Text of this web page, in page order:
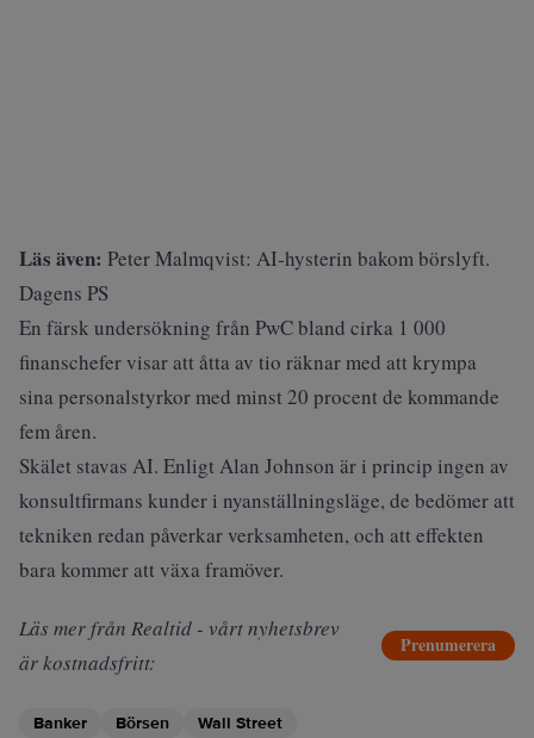
Läs även: Peter Malmqvist: AI-hysterin bakom börslyft.
Dagens PS
En färsk undersökning från PwCbland cirka 1 000
finanschefer visar att åtta av tio räknar med att krympa
sina personalstyrkor med minst 20 procent de kommande
fem åren.
Skälet stavas AI. Enligt Alan Johnson är i princip ingen av
konsultfirmans kunder i nyanställningsläge, de bedömer att
tekniken redan påverkar verksamheten, och att effekten
bara kommer att växa framöver.
Läs mer från Realtid - vårt nyhetsbrev
är kostnadsfritt:
Prenumerera
Banker Börsen Wall Street